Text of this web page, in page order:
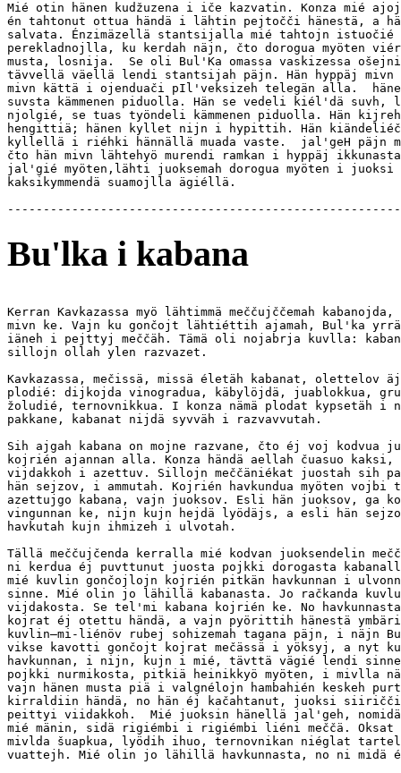
Mié otin hänen kudžuzena i iče kazvatin. Konza mié
én tahtonut ottua händä i lähtin pejtočči hänestä, a
salvata. Énzimäzellä stantsijalla mié tahtojn
perekladnojlla, ku kerdah näjn, čto dorogua myöten
musta, losnija.  Se oli Bul'Ka omassa vaskizessa
tävvellä väellä lendi stantsijah päjn. Hän hyppäj
mivn kättä i ojenduači pIl'veksizeh telegän alla.
suvsta kämmenen piduolla. Hän se vedeli kiél'dä
njolgié, se tuas työndeli kämmenen piduolla. Hän
hengittiä; hänen kyllet nijn i hypittih. Hän
kyllellä i riéhki hännällä muada vaste.  jal'geH
čto hän mivn lähtehyö murendi ramkan i hyppäj
jal'gié myöten,lähti juoksemah dorogua myöten i
kaksikymmendä suamojlla ägiéllä.
Bu'lka i kabana
Kerran Kavkazassa myö lähtimmä meččujččemah
mivn ke. Vajn ku gončojt lähtiéttih ajamah, Bul'ka
iäneh i pejttyj meččäh. Tämä oli nojabrja kuvlla:
sillojn ollah ylen razvazet.
Kavkazassa, mečissä, missä életäh kabanat, olettelov
plodié: dijkojda vinogradua, käbylöjdä, juablokkua,
žoludié, ternovnikkua. I konza nämä plodat kypsetäh i
pakkane, kabanat nijdä syvväh i razvavvutah.
Sih ajgah kabana on mojne razvane, čto éj voj kodvua
kojrién ajannan alla. Konza händä aellah čuasuo kaksi,
vijdakkoh i azettuv. Sillojn meččäniékat juostah sih
hän sejzov, i ammutah. Kojrién havkundua myöten vojbi
azettujgo kabana, vajn juoksov. Esli hän juoksov, ga
vingunnan ke, nijn kujn hejdä lyödäjs, a esli hän
havkutah kujn ihmizeh i ulvotah.
Tällä meččujčenda kerralla mié kodvan juoksendelin
ni kerdua éj puvttunut juosta pojkki dorogasta
mié kuvlin gončojlojn kojrién pitkän havkunnan i
sinne. Mié olin jo lähillä kabanasta. Jo račkanda
vijdakosta. Se tel'mi kabana kojrién ke. No
kojrat éj otettu händä, a vajn pyörittih hänestä
kuvlin—mi-liénöv rubej sohizemah tagana päjn, i näjn
vikse kavotti gončojt kojrat mečässä i yöksyj, a nyt
havkunnan, i nijn, kujn i mié, tävttä vägié lendi
pojkki nurmikosta, pitkiä heinikkyö myöten, i mivlla
vajn hänen musta piä i valgnélojn hambahién keskeh
kirraldiin händä, no hän éj kačahtanut, juoksi
peittyi viidakkoh.  Mié juoksin hänellä jal'geh, nomidä
mié mänin, sidä rigiémbi i rigiémbi liéni meččä.
mivlda šuapkua, lyödih ihuo, ternovnikan niéglat
vuattejh. Mié olin jo lähillä havkunnasta, no ni midä